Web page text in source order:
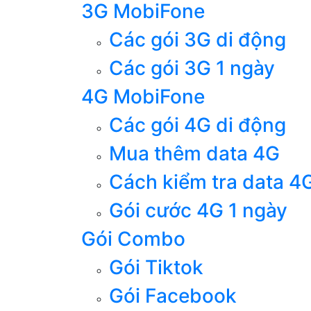
3G MobiFone
Các gói 3G di động
Các gói 3G 1 ngày
4G MobiFone
Các gói 4G di động
Mua thêm data 4G
Cách kiểm tra data
Gói cước 4G 1 ngày
Gói Combo
Gói Tiktok
Gói Facebook